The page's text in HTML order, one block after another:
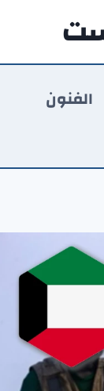
الفنون